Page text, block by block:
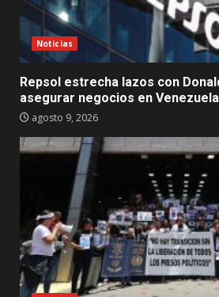
Noticias
Repsol estrecha lazos con
asegurar negocios en Venezuela
agosto 9, 2026